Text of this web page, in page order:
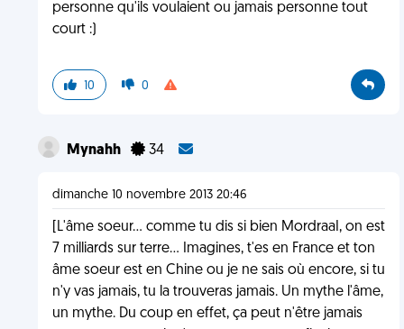
personne qu'ils voulaient ou jamais personne tout
court :)
10 0
Mynahh 34
dimanche 10 novembre 2013 20:46
[L'âme soeur... comme tu dis si bien MordraaI, on est
7 milliards sur terre... Imagines, t'es en France et ton
âme soeur est en Chine ou je ne sais où encore, si tu
n'y vas jamais, tu la trouveras jamais. Un mythe l'âme,
un mythe. Du coup en effet, ça peut n'être jamais